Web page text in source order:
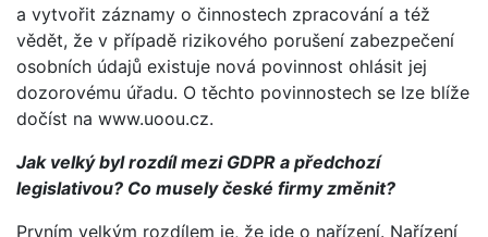
a vytvořit záznamy o činnostech zpracování a též
vědět, že v případě rizikového porušení zabezpečení
osobních údajů existuje nová povinnost ohlásit jej
dozorovému úřadu. O těchto povinnostech se lze blíže
dočíst na www.uoou.cz.
Jak velký byl rozdíl mezi GDPR a předchozí
legislativou? Co musely české firmy změnit?
Prvním velkým rozdílem je, že jde o nařízení. Nařízení